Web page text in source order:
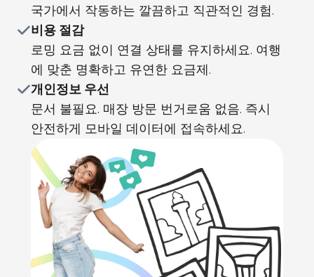
국가에서 작동하는 깔끔하고 직관적인 경험.
비용 절감
로밍 요금 없이 연결 상태를 유지하세요. 여행
에 맞춘 명확하고 유연한 요금제.
개인정보 우선
문서 불필요. 매장 방문 번거로움 없음. 즉시
안전하게 모바일 데이터에 접속하세요.